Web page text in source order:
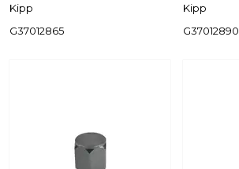
Kipp
G37012865
Kipp
G37012890